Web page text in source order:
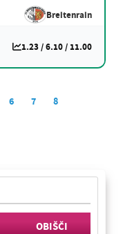
Breitenrain
1.23 / 6.10 / 11.00
6 7
8
OBIŠČI